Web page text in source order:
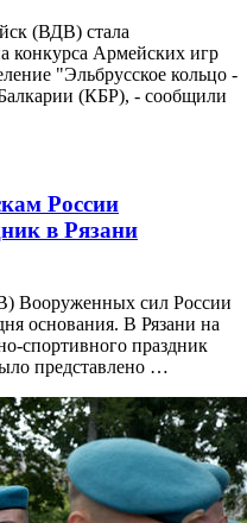
(ВДВ) стала
конкурса Армейских игр
"Эльбрусское кольцо -
(КБР), - сообщили
России
в Рязани
Вооруженных сил России
основания. В Рязани на
спортивного праздник
представлено …